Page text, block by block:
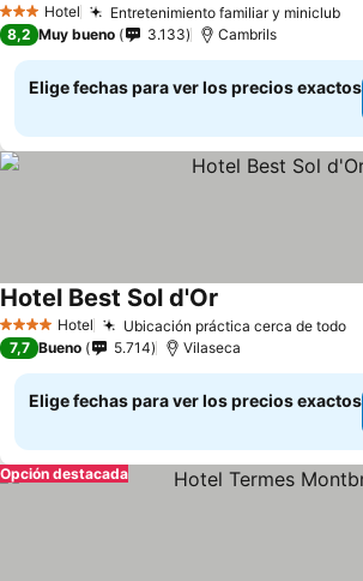
3 Estrellas
Hotel Entretenimiento familiar y miniclub
8,2 Muy bueno 3.133 Cambrils
Elige fechas para ver los precios exactos
4 EstrellasHotel Ubicación práctica cerca de todo
Hotel Best Sol d'Or
7,7 Bueno 5.714 Vilaseca
Elige fechas para ver los precios exactos
Opción destacada